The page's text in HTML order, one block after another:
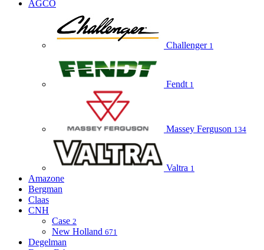
AGCO
Challenger 1
Fendt 1
Massey Ferguson 134
Valtra 1
Amazone
Bergman
Claas
CNH
Case 2
New Holland 671
Degelman